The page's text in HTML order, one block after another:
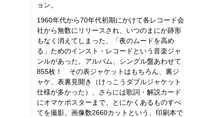
ョン。
1960年代から70年代初期にかけて各レコード会
社から無数にリリースされ、いつのまにか跡形
もなく消えてしまった、「夜のムードを高め
る」ためのインスト・レコードという音楽ジャ
ンルがあった。アルバム、シングル盤あわせて
855枚！ その表ジャケットはもちろん、裏ジ
ャケ、表裏見開き（けっこうダブルジャケット
仕様が多かった）、さらには歌詞・解説カード
にオマケポスターまで、とにかくあるものすべ
てを撮影。画像数2660カットという、印刷本で